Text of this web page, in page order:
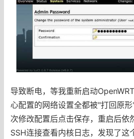
导致断电，等我重新启动
心配置的网络设置全都被"打回原
次修改配置后点击保存，重启后依
SSH连接查看内核日志，发现了这